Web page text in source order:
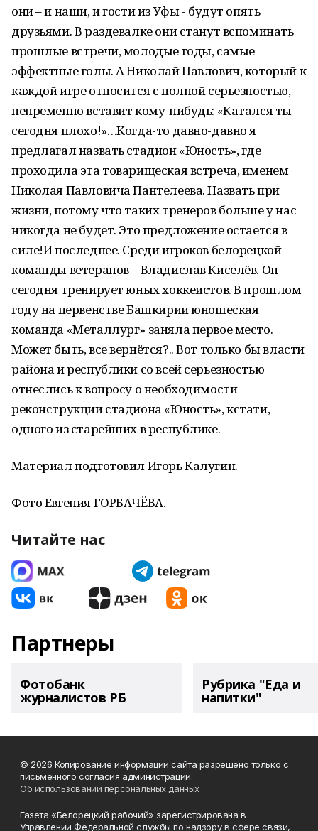
они – и наши, и гости из Уфы - будут опять
друзьями. В раздевалке они станут вспоминать
прошлые встречи, молодые годы, самые
эффектные голы. А Николай Павлович, который к
каждой игре относится с полной серьезностью,
непременно вставит кому-нибудь: «Катался ты
сегодня плохо!»…Когда-то давно-давно я
предлагал назвать стадион «Юность», где
проходила эта товарищеская встреча, именем
Николая Павловича Пантелеева. Назвать при
жизни, потому что таких тренеров больше у нас
никогда не будет. Это предложение остается в
силе!И последнее. Среди игроков белорецкой
команды ветеранов – Владислав Киселёв. Он
сегодня тренирует юных хоккеистов. В прошлом
году на первенстве Башкирии юношеская
команда «Металлург» заняла первое место.
Может быть, все вернётся?.. Вот только бы власти
района и республики со всей серьезностью
отнеслись к вопросу о необходимости
реконструкции стадиона «Юность», кстати,
одного из старейших в республике.
Материал подготовил Игорь Калугин.
Фото Евгения ГОРБАЧЁВА.
Читайте нас
Партнеры
Фотобанк
журналистов РБ
Рубрика "Еда и
напитки"
© 2026 Копирование информации сайта разрешено только с
письменного согласия администрации.
Об использовании персональных данных
Газета «Белорецкий рабочий» зарегистрирована в
Управлении Федеральной службы по надзору в сфере связи,